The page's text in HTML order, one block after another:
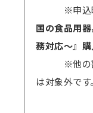
※申込時
国の食品用
務対応～』
※他の割
は対象外です。